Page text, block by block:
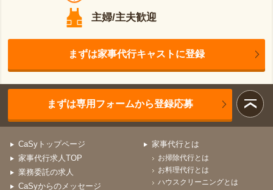
主婦/主夫歓迎
まずは家事代行キャストに登録
まずは専用フォームから登録応募
CaSyトップページ
家事代行求人TOP
業務委託の求人
CaSyからのメッセージ
家事代行とは
お掃除代行とは
お料理代行とは
ハウスクリーニングとは